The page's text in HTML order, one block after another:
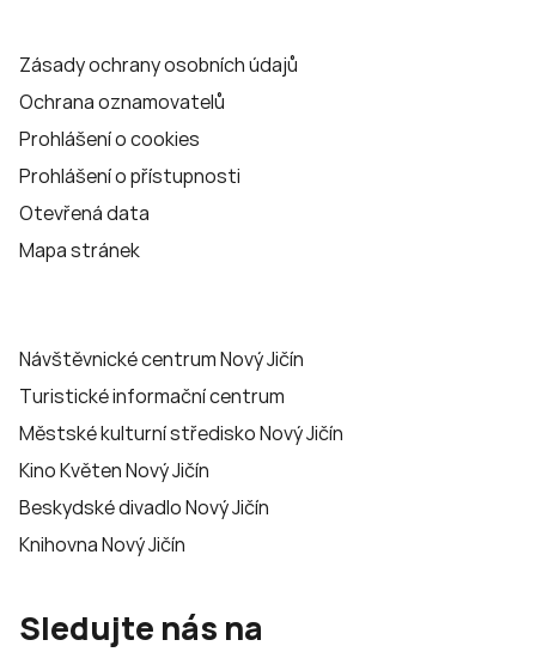
Zásady ochrany osobních údajů
Ochrana oznamovatelů
Prohlášení o cookies
Prohlášení o přístupnosti
Otevřená data
Mapa stránek
Návštěvnické centrum Nový Jičín
Turistické informační centrum
Městské kulturní středisko Nový Jičín
Kino Květen Nový Jičín
Beskydské divadlo Nový Jičín
Knihovna Nový Jičín
Sledujte nás na